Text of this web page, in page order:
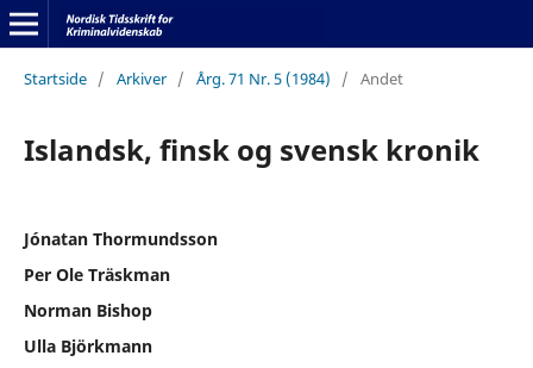
Startside / Arkiver / Årg. 71 Nr. 5 (1984) / Andet
Islandsk, finsk og svensk kronik
Jónatan Thormundsson
Per Ole Träskman
Norman Bishop
Ulla Björkmann